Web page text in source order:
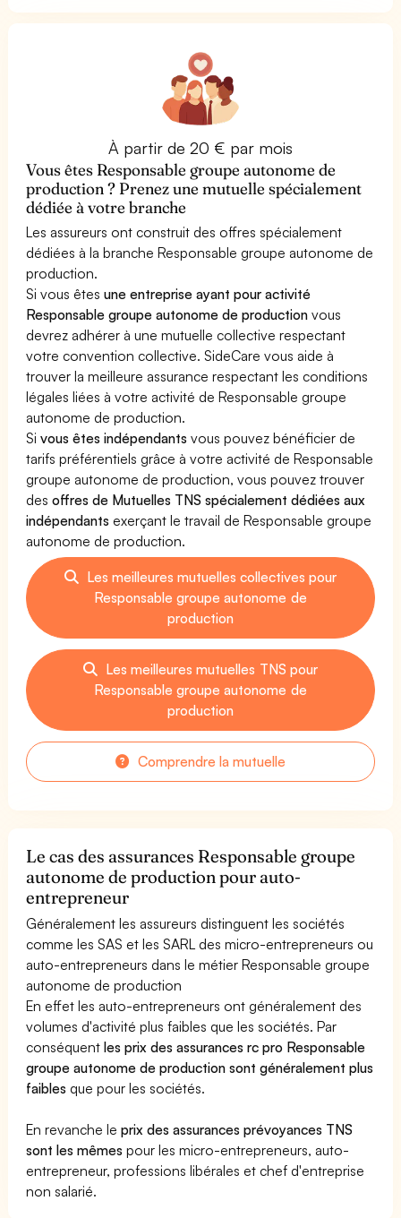
À partir de 20 € par mois
Vous êtes Responsable groupe autonome de
production ? Prenez une mutuelle spécialement
dédiée à votre branche
Les assureurs ont construit des offres spécialement
dédiées à la branche Responsable groupe autonome de
production.
Si vous êtesune entreprise ayant pour activité
Responsable groupe autonome de production vous
devrez adhérer à une mutuelle collective respectant
votre convention collective. SideCare vous aide à
trouver la meilleure assurance respectant les conditions
légales liées à votre activité de Responsable groupe
autonome de production.
Sivous êtes indépendants vous pouvez bénéficier de
tarifs préférentiels grâce à votre activité de Responsable
groupe autonome de production, vous pouvez trouver
desoffres de Mutuelles TNS spécialement dédiées aux
indépendants exerçant le travail de Responsable groupe
autonome de production.
Les meilleures mutuelles collectives pour
Responsable groupe autonome de
production
Les meilleures mutuelles TNS pour
Responsable groupe autonome de
production
Comprendre la mutuelle
Le cas des assurances Responsable groupe
autonome de production pour auto-
entrepreneur
Généralement les assureurs distinguent les sociétés
comme les SAS et les SARL des micro-entrepreneurs ou
auto-entrepreneurs dans le métier Responsable groupe
autonome de production
En effet les auto-entrepreneurs ont généralement des
volumes d'activité plus faibles que les sociétés. Par
conséquentles prix des assurances rc pro Responsable
groupe autonome de production sont généralement plus
faibles que pour les sociétés.
En revanche leprix des assurances prévoyances TNS
sont les mêmes pour les micro-entrepreneurs, auto-
entrepreneur, professions libérales et chef d'entreprise
non salarié.